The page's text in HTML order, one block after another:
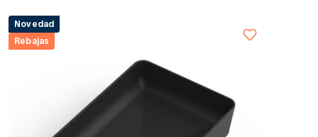
Novedad
Rebajas